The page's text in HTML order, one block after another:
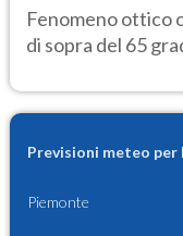
Fenomeno ottico
di sopra del 65
Previsioni meteo
Piemonte